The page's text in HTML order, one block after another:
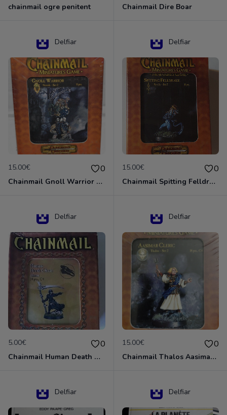
chainmail ogre penitent Chainmail Dire Boar
Delfiar
15.00€ 0
Chainmail Gnoll Warrior Dungeons & Dragons
Delfiar
15.00€ 0
Chainmail Spitting Felldrake
Delfiar
5.00€ 0
Chainmail Human Death Cleric
Delfiar
15.00€ 0
Chainmail Thalos Aasimar Cleric
Delfiar Delfiar